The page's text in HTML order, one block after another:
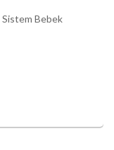
Sistem Bebek